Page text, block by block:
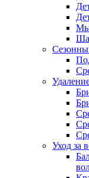
Уход за